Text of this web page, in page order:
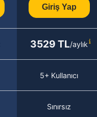
Giriş Yap
3529 TL/aylık
5+ Kullanıcı
Sınırsız